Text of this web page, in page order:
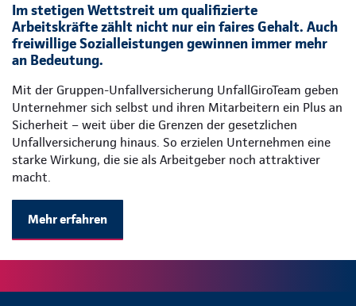
Im stetigen Wettstreit um qualifizierte
Arbeitskräfte zählt nicht nur ein faires Gehalt. Auch
freiwillige Sozialleistungen gewinnen immer mehr
an Bedeutung.
Mit der Gruppen-Unfallversicherung UnfallGiroTeam geben
Unternehmer sich selbst und ihren Mitarbeitern ein Plus an
Sicherheit – weit über die Grenzen der gesetzlichen
Unfallversicherung hinaus. So erzielen Unternehmen eine
starke Wirkung, die sie als Arbeitgeber noch attraktiver
macht.
Mehr erfahren